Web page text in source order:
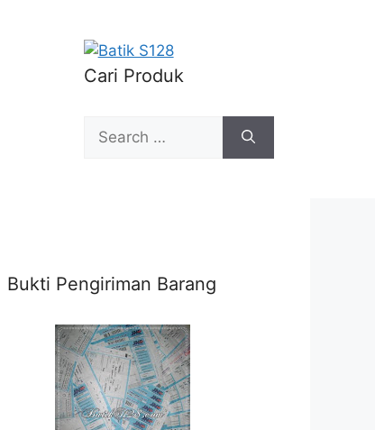
Cari Produk
Search
for:
Bukti Pengiriman Barang